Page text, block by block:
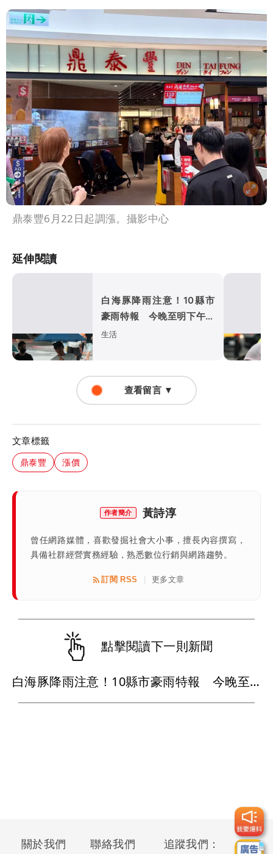
鼎泰豐6月22日起調漲。攝影中心
延伸閱讀
白海豚降雨注意！10縣市
豪雨特報 今晚至明下午受
影響
生活
查看留言 ▼
文章標籤
鼎泰豐 漲價
作者簡介 黃詩淳
曾任網路媒體，喜歡發掘社會大小事，擅長內容撰寫，
具備社群經營實務經驗，熟悉數位行銷與網路趨勢。
訂閱 RSS 更多文章
點擊閱讀下一則新聞
白海豚降雨注意！10縣市豪雨特報 今晚至明下午受影響
關於我們 聯絡我們 追蹤我們：